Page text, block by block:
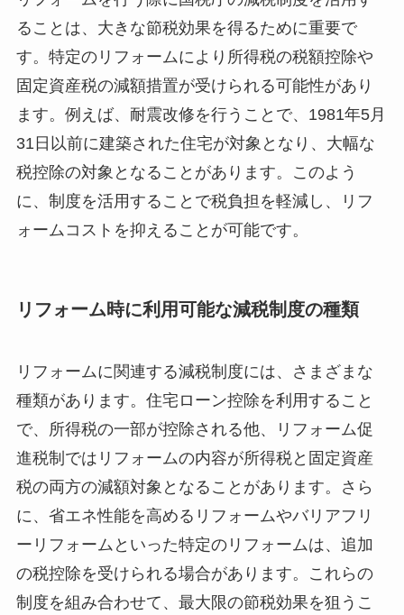
ることは、大きな節税効果を得るために重要で
す。特定のリフォームにより所得税の税額控除や
固定資産税の減額措置が受けられる可能性があり
ます。例えば、耐震改修を行うことで、1981年5月
31日以前に建築された住宅が対象となり、大幅な
税控除の対象となることがあります。このよう
に、制度を活用することで税負担を軽減し、リフ
ォームコストを抑えることが可能です。
リフォーム時に利用可能な減税制度の種類
リフォームに関連する減税制度には、さまざまな
種類があります。住宅ローン控除を利用すること
で、所得税の一部が控除される他、リフォーム促
進税制ではリフォームの内容が所得税と固定資産
税の両方の減額対象となることがあります。さら
に、省エネ性能を高めるリフォームやバリアフリ
ーリフォームといった特定のリフォームは、追加
の税控除を受けられる場合があります。これらの
制度を組み合わせて、最大限の節税効果を狙うこ